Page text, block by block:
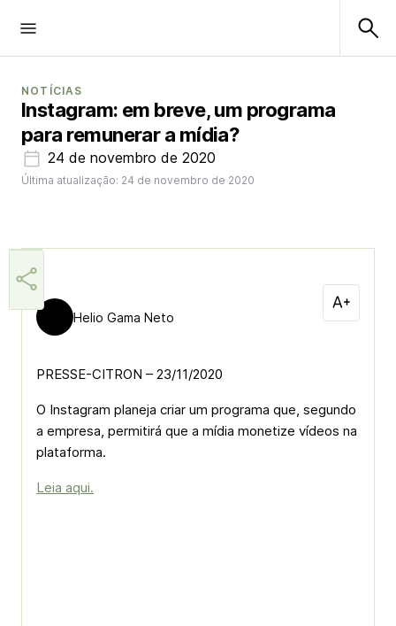
NOTÍCIAS
Instagram: em breve, um programa
para remunerar a mídia?
24 de novembro de 2020
Última atualização: 24 de novembro de 2020
Helio Gama Neto
PRESSE-CITRON – 23/11/2020
O Instagram planeja criar um programa que, segundo
a empresa, permitirá que a mídia monetize vídeos na
plataforma.
Leia aqui.